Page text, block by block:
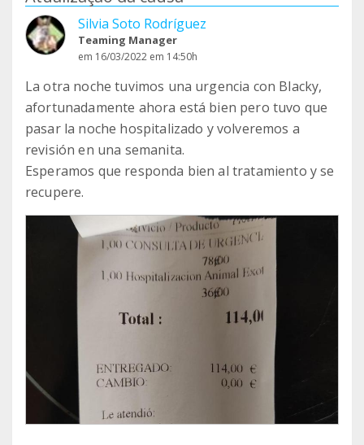
Silvia Soto Rodríguez
Teaming Manager
em 16/03/2022 em 14:50h
La otra noche tuvimos una urgencia con Blacky,
afortunadamente ahora está bien pero tuvo que
pasar la noche hospitalizado y volveremos a
revisión en una semanita.
Esperamos que responda bien al tratamiento y se
recupere.